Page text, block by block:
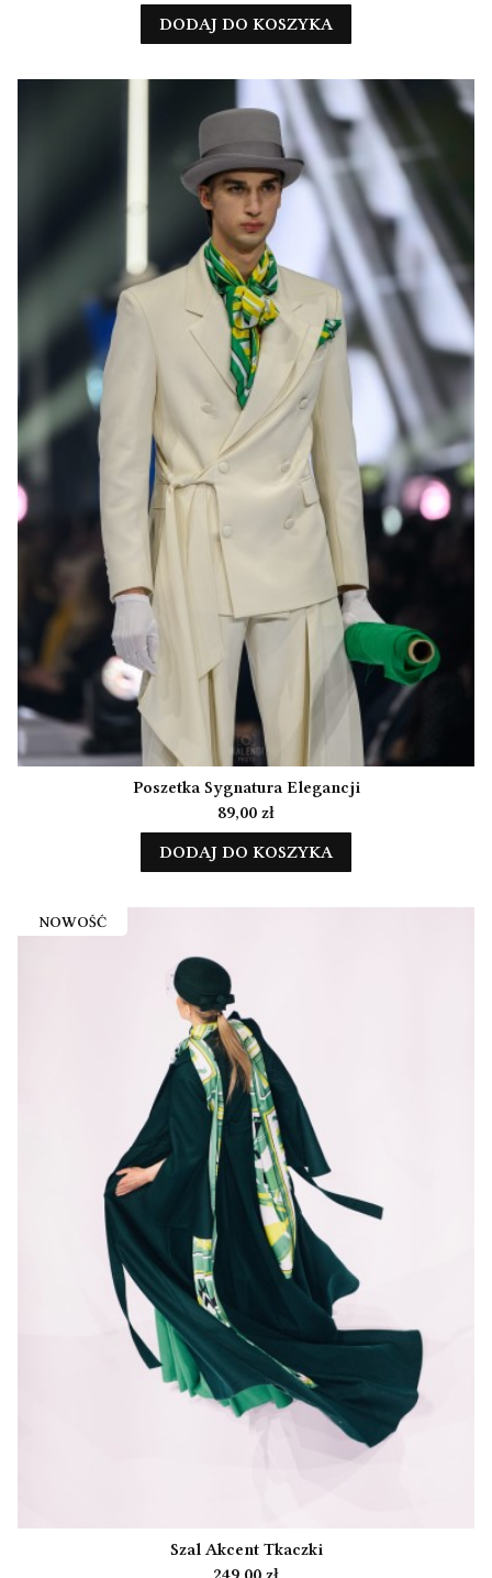
DODAJ DO KOSZYKA
Poszetka Sygnatura Elegancji
Cena
89,00 zł
DODAJ DO KOSZYKA
NOWOŚĆ
Szal Akcent Tkaczki
Cena